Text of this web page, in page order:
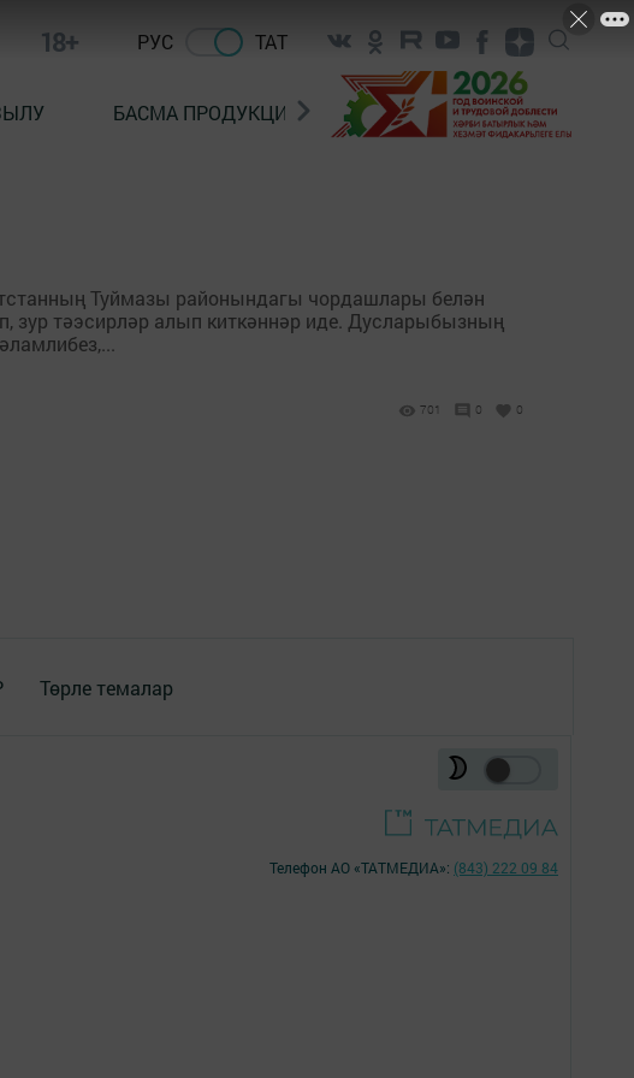
18+ РУС ТАТ
БАСМА ПРОДУКЦИЯ САТУ «ГӨЛСТАН»
Туймазы районындагы чордашлары белән
зур тәэсирләр алып киткәннәр иде. Дусларыбызның
701 0 0
Төрле темалар
Телефон АО «ТАТМЕДИА»: (843) 222 09 84